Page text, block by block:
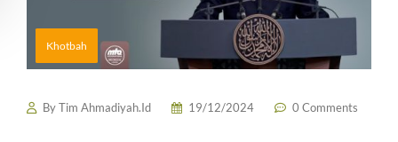
Khotbah
ByTim Ahmadiyah.Id 19/12/2024 0 Comments